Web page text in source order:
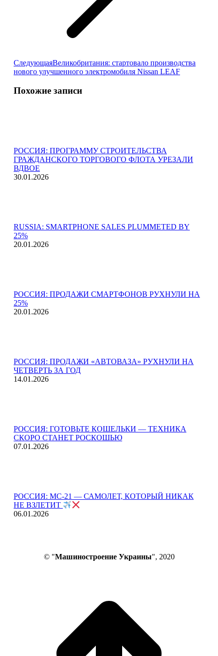
СледующаяСледующая
запись:
Великобритания: стартовало производства
нового улучшенного электромобиля Nissan LEAF
Похожие записи
РОССИЯ: ПРОГРАММУ СТРОИТЕЛЬСТВА
ГРАЖДАНСКОГО ТОРГОВОГО ФЛОТА УРЕЗАЛИ
ВДВОЕ
30.01.2026
RUSSIA: SMARTPHONE SALES PLUMMETED BY
25%
20.01.2026
РОССИЯ: ПРОДАЖИ СМАРТФОНОВ РУХНУЛИ НА
25%
20.01.2026
РОССИЯ: ПРОДАЖИ «АВТОВАЗА» РУХНУЛИ НА
ЧЕТВЕРТЬ ЗА ГОД
14.01.2026
РОССИЯ: ГОТОВЬТЕ КОШЕЛЬКИ — ТЕХНИКА
СКОРО СТАНЕТ РОСКОШЬЮ
07.01.2026
РОССИЯ: МС-21 — САМОЛЕТ, КОТОРЫЙ НИКАК
НЕ ВЗЛЕТИТ
06.01.2026
© "Машиностроение Украины", 2020